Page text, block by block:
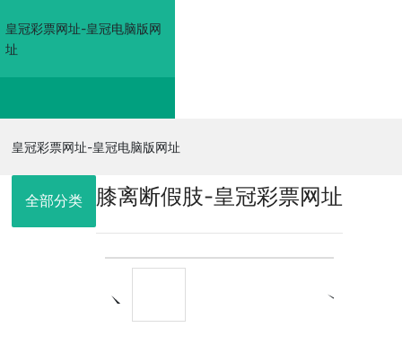
皇冠彩票网址-皇冠电脑版网
址
皇冠彩票网址-皇冠电
脑版网址
皇冠彩票网址-皇冠电脑版网址
全部分类 膝离断假肢-皇冠彩票网址